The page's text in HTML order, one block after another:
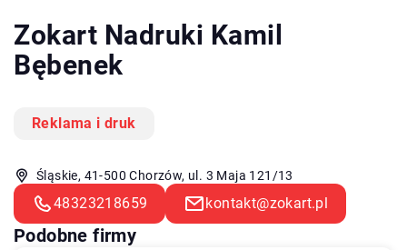
Zokart Nadruki Kamil
Bębenek
Reklama i druk
Śląskie, 41-500 Chorzów, ul. 3 Maja 121/13
48323218659 kontakt@zokart.pl
Podobne firmy